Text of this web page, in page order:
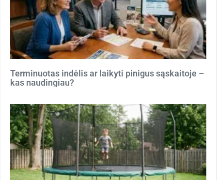
Terminuotas indėlis ar laikyti pinigus sąskaitoje –
kas naudingiau?